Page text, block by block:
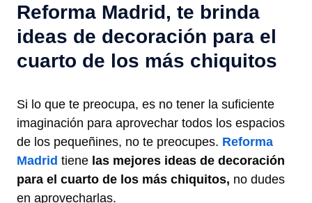
Reforma Madrid, te brinda
ideas de decoración para el
cuarto de los más chiquitos
Si lo que te preocupa, es no tener la suficiente
imaginación para aprovechar todos los espacios
de los pequeñines, no te preocupes. Reforma
Madrid tiene las mejores ideas de decoración
para el cuarto de los más chiquitos, no dudes
en aprovecharlas.